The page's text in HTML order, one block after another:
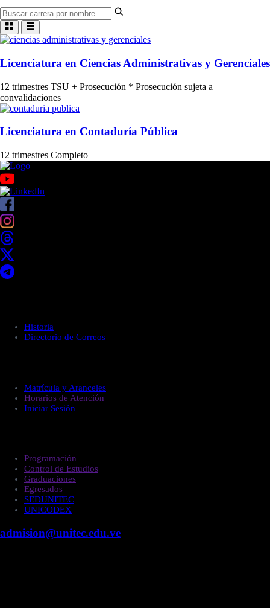
Licenciatura en Ciencias Administrativas y Gerenciales
12 trimestres TSU + Prosecución * Prosecución sujeta a
convalidaciones
Licenciatura en Contaduría Pública
12 trimestres Completo
Historia
Directorio de Correos
Matrícula y Aranceles
Horarios de Atención
Iniciar Sesión
Programación
Control de Estudios
Graduaciones
Egresados
SEDUNITEC
UNICODEX
admision@unitec.edu.ve